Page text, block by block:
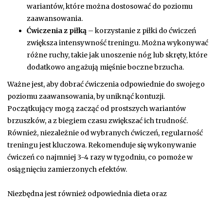
wariantów, które można dostosować do poziomu
zaawansowania.
Ćwiczenia z piłką – korzystanie z piłki do ćwiczeń
zwiększa intensywność treningu. Można wykonywać
różne ruchy, takie jak unoszenie nóg lub skręty, które
dodatkowo angażują mięśnie boczne brzucha.
Ważne jest, aby dobrać ćwiczenia odpowiednie do swojego
poziomu zaawansowania, by uniknąć kontuzji.
Początkujący mogą zacząć od prostszych wariantów
brzuszków, a z biegiem czasu zwiększać ich trudność.
Również, niezależnie od wybranych ćwiczeń, regularność
treningu jest kluczowa. Rekomenduje się wykonywanie
ćwiczeń co najmniej 3-4 razy w tygodniu, co pomoże w
osiągnięciu zamierzonych efektów.
Niezbędna jest również odpowiednia dieta oraz